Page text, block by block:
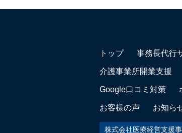
トップ 事務長代行
介護事業所開業支援
Google口コミ対策
お客様の声 お知ら
株式会社医療経営支援